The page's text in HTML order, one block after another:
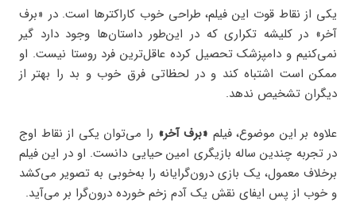
یکی از نقاط قوت این فیلم، طراحی خوب کاراکترها است. در «برف
آخر» در کلیشه تکراری که در این‌طور داستان‌ها وجود دارد گیر
نمی‌کنیم و دامپزشک تحصیل کرده عاقل‌ترین فرد روستا نیست. او
ممکن است اشتباه کند و در لحظاتی فرق خوب و بد را بهتر از
دیگران تشخیص ندهد.
علاوه بر این موضوع، فیلم «برف آخر» را می‌توان یکی از نقاط اوج
در تجربه چندین ساله بازیگری امین حیایی دانست. او در این فیلم
برخلاف معمول، یک بازی درون‌گرایانه را به‌خوبی به تصویر می‌کشد
و خوب از پس ایفای نقش یک آدم زخم خورده درون‌گرا بر می‌آید.